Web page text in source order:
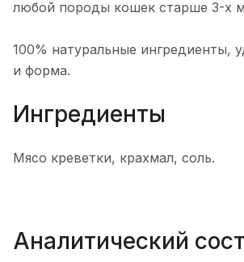
любой породы кошек старше 3-х
100% натуральные ингредиенты,
и форма.
Ингредиенты
Мясо креветки, крахмал, соль.
Аналитический